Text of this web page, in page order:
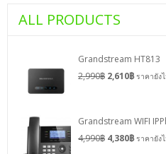
ALL PRODUCTS
Grandstream HT813
2,990฿ 2,610฿ ราคายัง
Grandstream WIFI
4,990฿ 4,380฿ ราคายัง